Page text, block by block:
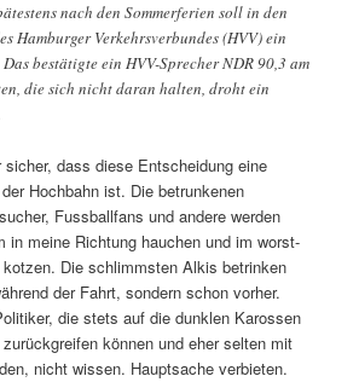
nach den Sommerferien soll in den
Hamburger Verkehrsverbundes (HVV) ein
bestätigte ein HVV-Sprecher NDR 90,3 am
die sich nicht daran halten, droht ein
sicher, dass diese Entscheidung eine
Hochbahn ist. Die betrunkenen
Fussballfans und andere werden
in meine Richtung hauchen und im worst-
Die schlimmsten Alkis betrinken
der Fahrt, sondern schon vorher.
die stets auf die dunklen Karossen
können und eher selten mit
nicht wissen. Hauptsache verbieten.